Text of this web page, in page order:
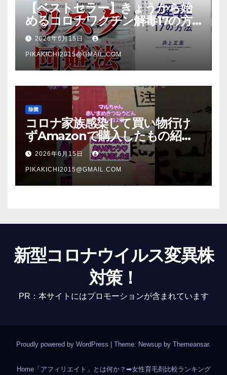
【ベストセラー】きょうから始
めるコロナワクチン解毒17の方
法【本要約】
2026年6月15日
PIKAKICHI2015@GMAIL.COM
除菌
コロナ家族感染して買い物行け
ずAmazonで購入したもの紹
介 #Shorts
2026年6月15日
PIKAKICHI2015@GMAIL.COM
新型コロナウイルス変異株
対策！
PR：本サイトにはプロモーションが含まれています
Proudly powered by WordPress Theme: Newsup by Themeansar.
Home「アフィリエイト」とは何か？ ➡女性育毛剤比較ランキング